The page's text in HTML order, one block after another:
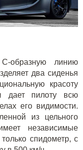
образную линию
два сиденья
красоту
дает пилоту всю
его видимости.
из цельного
независимые
спидометр, с